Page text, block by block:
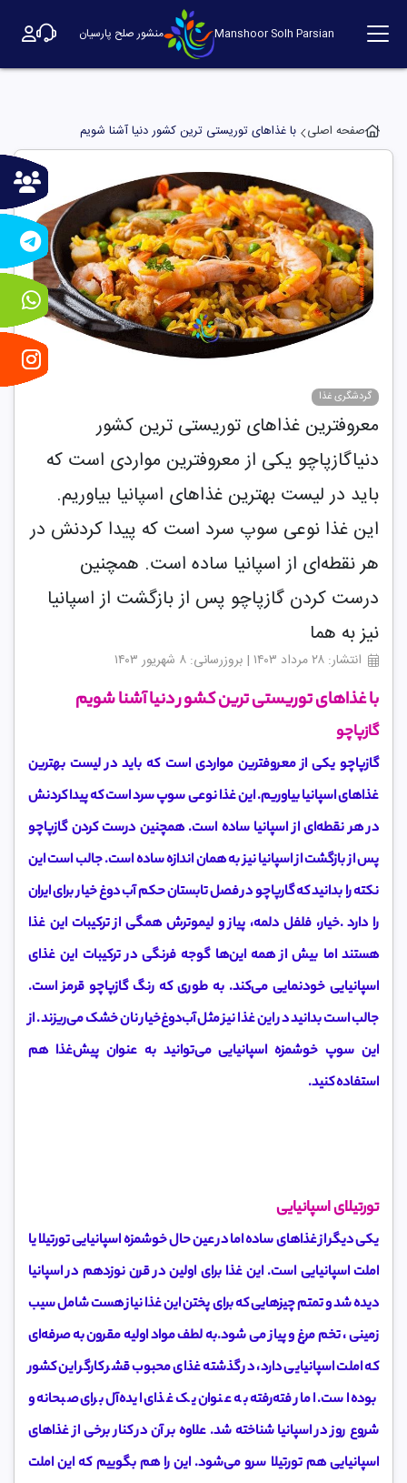
منشور صلح پارسیان Manshoor Solh Parsian
صفحه اصلی با غذاهای توریستی ترین کشور دنیا آشنا شویم
گردشگری غذا
معروفترین غذاهای توریستی ترین کشور
دنیاگازپاچو یکی از معروفترین مواردی است که
باید در لیست بهترین غذاهای اسپانیا بیاوریم.
این غذا نوعی سوپ سرد است که پیدا کردنش در
هر نقطه‌ای از اسپانیا ساده است. همچنین
درست کردن گازپاچو پس از بازگشت از اسپانیا
نیز به هما
انتشار: ۲۸ مرداد ۱۴۰۳ | بروزرسانی: ۸ شهریور ۱۴۰۳
با غذاهای توریستی ترین کشور دنیا آشنا شویم
گازپاچو
گازپاچو یکی از معروفترین مواردی است که باید در لیست بهترین
غذاهای اسپانیا بیاوریم. این غذا نوعی سوپ سرد است که پیدا کردنش
در هر نقطه‌ای از اسپانیا ساده است. همچنین درست کردن گازپاچو
پس از بازگشت از اسپانیا نیز به همان اندازه ساده است. جالب است این
نکته را بدانید که گارپاچو در فصل تابستان حکم آب دوغ خیار برای ایران
را دارد .خیار، فلفل دلمه، پیاز و لیموترش همگی از ترکیبات این غذا
هستند اما بیش‌ از همه این‌ها گوجه فرنگی در ترکیبات این غذای
اسپانیایی خودنمایی می‌کند. به طوری که رنگ گازپاچو قرمز است.
جالب است بدانید در این غذا نیز مثل آب‌دوغ‌خیار نان خشک می‌ریزند. از
این سوپ خوشمزه اسپانیایی می‌توانید به عنوان پیش‌غذا هم
استفاده کنید.
تورتیلای اسپانیایی
یکی دیگر از غذاهای ساده اما در عین حال خوشمزه اسپانیایی تورتیلا یا
املت اسپانیایی است. این غذا برای اولین در قرن نوزدهم در اسپانیا
دیده شد و تمتم چیزهایی که برای پختن این غذا نیاز هست شامل سیب
زمینی ، تخم مرغ و پیاز می شود.به لطف مواد اولیه مقرون به صرفه‌ای
که املت اسپانیایی دارد، در گذشته غذای محبوب قشر کارگر این کشور
بوده است. اما رفته‌رفته به عنوان یک غذای ایده‌آل برای صبحانه و
شروع روز در اسپانیا شناخته شد. علاوه بر آن در کنار برخی از غذاهای
اسپانیایی هم تورتیلا سرو می‌شود. این را هم بگوییم که این املت